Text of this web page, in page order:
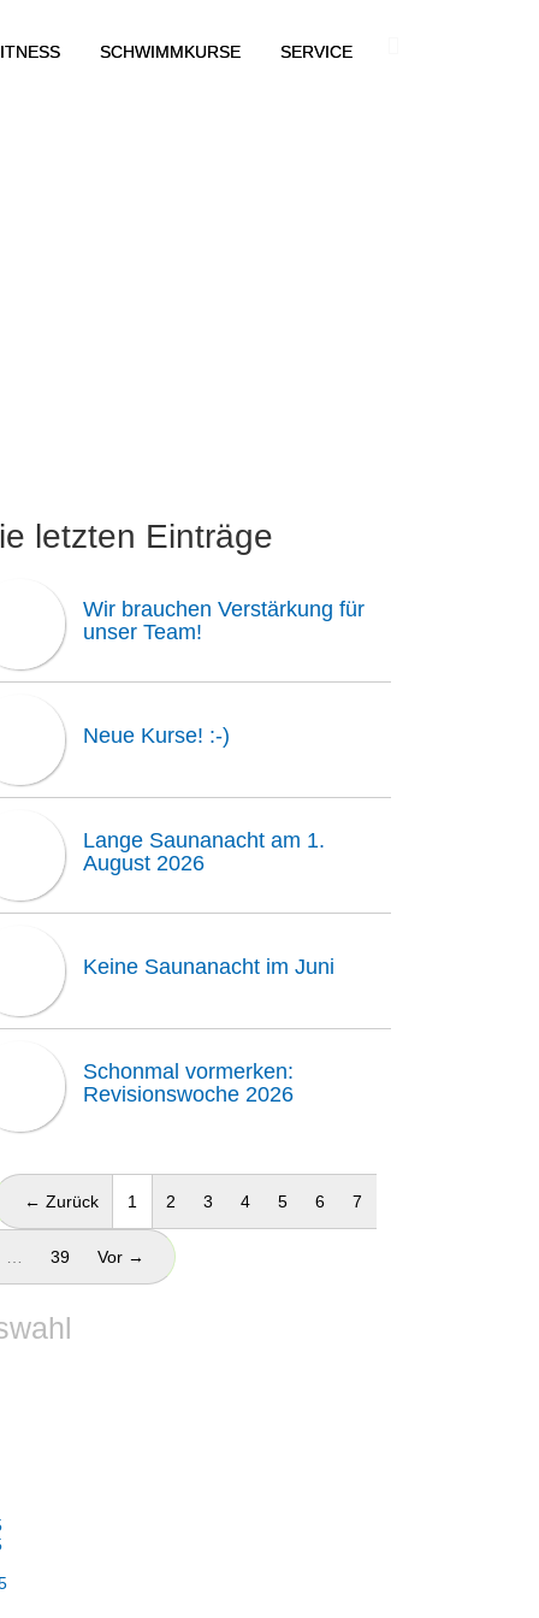
SCHWIMMKURSE SERVICE
letzten Einträge
Wir brauchen Verstärkung für
unser Team!
Neue Kurse! :-)
Lange Saunanacht am 1.
August 2026
Keine Saunanacht im Juni
Schonmal vormerken:
Revisionswoche 2026
← Zurück 1 (aktuell)
2 3 4 5 6 7
39 Vor →